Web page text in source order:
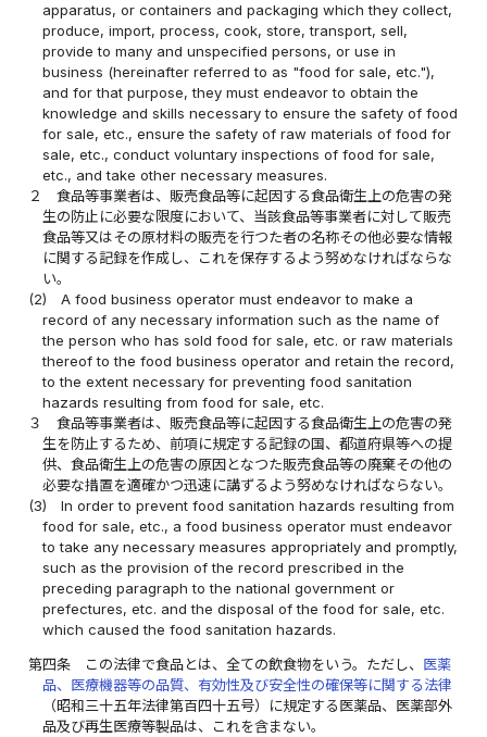
apparatus, or containers and packaging which they collect,
produce, import, process, cook, store, transport, sell,
provide to many and unspecified persons, or use in
business (hereinafter referred to as "food for sale, etc."),
and for that purpose, they must endeavor to obtain the
knowledge and skills necessary to ensure the safety of food
for sale, etc., ensure the safety of raw materials of food for
sale, etc., conduct voluntary inspections of food for sale,
etc., and take other necessary measures.
２
食品等事業者は、販売食品等に起因する食品衛生上の危害の発
生の防止に必要な限度において、当該食品等事業者に対して販売
食品等又はその原材料の販売を行つた者の名称その他必要な情報
に関する記録を作成し、これを保存するよう努めなければならな
い。
(2)
A food business operator must endeavor to make a
record of any necessary information such as the name of
the person who has sold food for sale, etc. or raw materials
thereof to the food business operator and retain the record,
to the extent necessary for preventing food sanitation
hazards resulting from food for sale, etc.
３
食品等事業者は、販売食品等に起因する食品衛生上の危害の発
生を防止するため、前項に規定する記録の国、都道府県等への提
供、食品衛生上の危害の原因となつた販売食品等の廃棄その他の
必要な措置を適確かつ迅速に講ずるよう努めなければならない。
(3)
In order to prevent food sanitation hazards resulting from
food for sale, etc., a food business operator must endeavor
to take any necessary measures appropriately and promptly,
such as the provision of the record prescribed in the
preceding paragraph to the national government or
prefectures, etc. and the disposal of the food for sale, etc.
which caused the food sanitation hazards.
第四条 この法律で食品とは、全ての飲食物をいう。ただし、 医薬
品、医療機器等の品質、有効性及び安全性の確保等に関する法律
（昭和三十五年法律第百四十五号）に規定する医薬品、医薬部外
品及び再生医療等製品は、これを含まない。